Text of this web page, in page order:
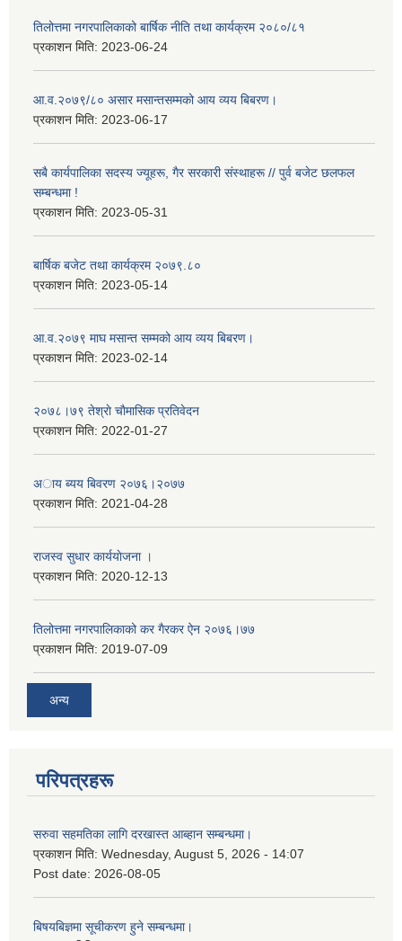
तिलोत्तमा नगरपालिकाको बार्षिक नीति तथा कार्यक्रम २०८०/८१
प्रकाशन मिति: 2023-06-24
आ.व.२०७९/८० असार मसान्तसम्मको आय व्यय बिबरण।
प्रकाशन मिति: 2023-06-17
सबै कार्यपालिका सदस्य ज्यूहरू, गैर सरकारी संस्थाहरू // पुर्व बजेट छलफल
सम्बन्धमा !
प्रकाशन मिति: 2023-05-31
बार्षिक बजेट तथा कार्यक्रम २०७९.८०
प्रकाशन मिति: 2023-05-14
आ.व.२०७९ माघ मसान्त सम्मको आय व्यय बिबरण।
प्रकाशन मिति: 2023-02-14
२०७८।७९ तेश्राे चाैमासिक प्रतिवेदन
प्रकाशन मिति: 2022-01-27
अाय ब्यय बिवरण २०७६।२०७७
प्रकाशन मिति: 2021-04-28
राजस्व सुधार कार्ययाेजना ।
प्रकाशन मिति: 2020-12-13
तिलोत्तमा नगरपालिकाको कर गैरकर ऐन २०७६।७७
प्रकाशन मिति: 2019-07-09
अन्य
परिपत्रहरू
सरुवा सहमतिका लागि दरखास्त आब्हान सम्बन्धमा।
प्रकाशन मिति: Wednesday, August 5, 2026 - 14:07
Post date: 2026-08-05
बिषयबिज्ञमा सूचीकरण हुने सम्बन्धमा।